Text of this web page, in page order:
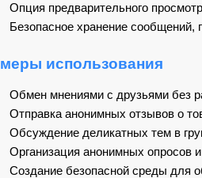
Опция предварительного
Безопасное хранение сообщений,
использования
Обмен мнениями с друзьями без
Отправка анонимных отзывов о
Обсуждение деликатных тем в
Организация анонимных опросов и
Создание безопасной среды для